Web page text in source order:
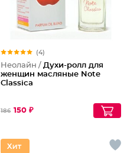
(4)
Неолайн / Духи-ролл для
женщин масляные Note
Classica
186 150 ₽